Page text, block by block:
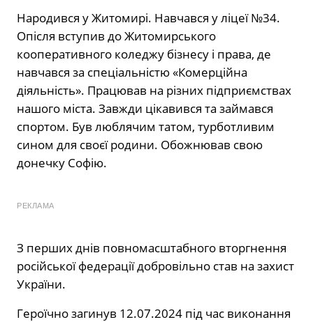
Народився у Житомирі. Навчався у ліцеї №34.
Опісля вступив до Житомирського
кооперативного коледжу бізнесу і права, де
навчався за спеціальністю «Комерційна
діяльність». Працював на різних підприємствах
нашого міста. Завжди цікавився та займався
спортом. Був люблячим татом, турботливим
сином для своєї родини. Обожнював свою
донечку Софію.
РЕКЛАМА
З перших днів повномасштабного вторгнення
російської федерації добровільно став на захист
України.
Героїчно загинув 12.07.2024 під час виконання